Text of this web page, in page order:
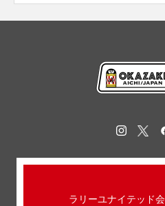
ラリーユナイテッド